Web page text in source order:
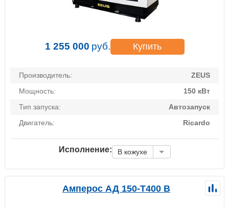
1 255 000 руб. Купить
Производитель:
ZEUS
Мощность:
150 кВт
Тип запуска:
Автозапуск
Двигатель:
Ricardo
Исполнение: В кожухе
Амперос АД 150-Т400 B